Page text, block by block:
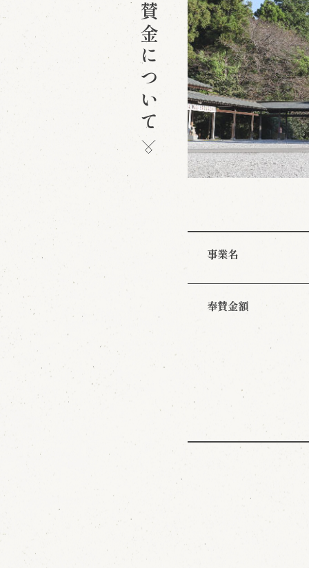
奉賛金について
事業名
奉賛金額